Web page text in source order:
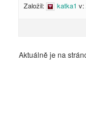
Založil: katka1 v:
Aktuálně je na